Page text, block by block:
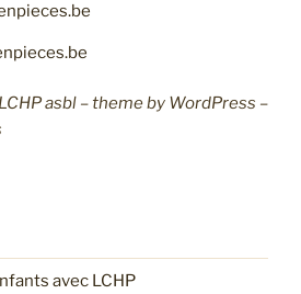
asbl – theme by WordPress –
avec LCHP